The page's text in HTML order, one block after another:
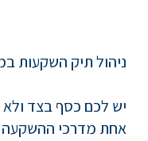
ניהול תיק השקעות
יש לכם כסף בצד ולא
אחת מדרכי ההשקעה